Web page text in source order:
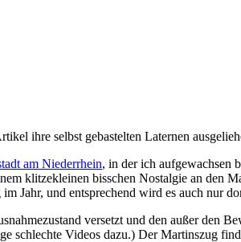
ihre selbst gebastelten Laternen
am Niederrhein, in der ich aufgewachsen
klitzekleinen bisschen Nostalgie an den
Jahr, und entsprechend wird es auch nur
versetzt und den außer den
schlechte Videos dazu.) Der Martinszug